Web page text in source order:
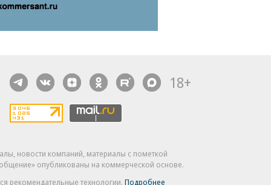
18+
новости компаний, материалы с пометкой
опубликованы на коммерческой основе.
рекомендательные технологии. Подробнее